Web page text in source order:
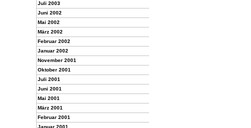
Juli 2003
Juni 2002
Mai 2002
März 2002
Februar 2002
Januar 2002
November 2001
Oktober 2001
Juli 2001
Juni 2001
Mai 2001
März 2001
Februar 2001
Januar 2001